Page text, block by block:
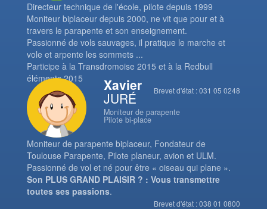
Directeur technique de l'école, pilote depuis 1999
Moniteur biplaceur depuis 2000, ne vit que pour et à
travers le parapente et son enseignement.
Passionné de vols sauvages, il pratique le marche et
vole et arpente les sommets ...
Participe à la Transdromoise 2015 et à la Redbull
éléments 2015
Brevet d'état : 031 05 0248
Xavier
JURÉ
Moniteur de parapente
Pilote bi-place
Moniteur de parapente biplaceur, Fondateur de
Toulouse Parapente, Pilote planeur, avion et ULM.
Passionné de vol et né pour être « oiseau qui plane ».
Son PLUS GRAND PLAISIR ? : Vous transmettre
toutes ses passions.
Brevet d'état : 038 01 0800